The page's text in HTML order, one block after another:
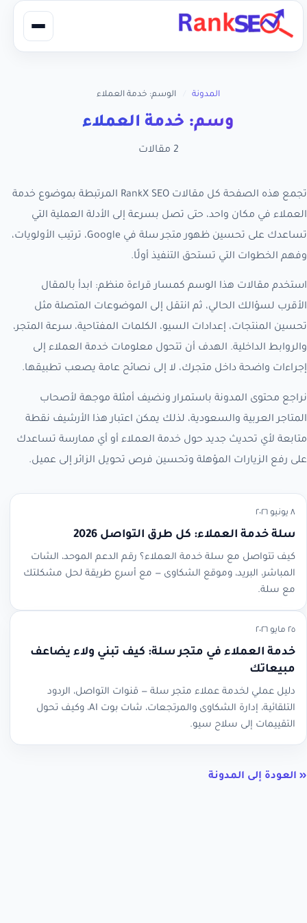
المدونة الوسم: خدمة العملاء
وسم: خدمة العملاء
2 مقالات
تجمع هذه الصفحة كل مقالات RankX SEO المرتبطة بموضوع خدمة
العملاء في مكان واحد، حتى تصل بسرعة إلى الأدلة العملية التي
تساعدك على تحسين ظهور متجر سلة في Google، ترتيب الأولويات،
وفهم الخطوات التي تستحق التنفيذ أولًا.
استخدم مقالات هذا الوسم كمسار قراءة منظم: ابدأ بالمقال
الأقرب لسؤالك الحالي، ثم انتقل إلى الموضوعات المتصلة مثل
تحسين المنتجات، إعدادات السيو، الكلمات المفتاحية، سرعة المتجر،
والروابط الداخلية. الهدف أن تتحول معلومات خدمة العملاء إلى
إجراءات واضحة داخل متجرك، لا إلى نصائح عامة يصعب تطبيقها.
نراجع محتوى المدونة باستمرار ونضيف أمثلة موجهة لأصحاب
المتاجر العربية والسعودية، لذلك يمكن اعتبار هذا الأرشيف نقطة
متابعة لأي تحديث جديد حول خدمة العملاء أو أي ممارسة تساعدك
على رفع الزيارات المؤهلة وتحسين فرص تحويل الزائر إلى عميل.
٨ يونيو ٢٠٢٦
سلة خدمة العملاء: كل طرق التواصل 2026
كيف تتواصل مع سلة خدمة العملاء؟ رقم الدعم الموحد، الشات
المباشر، البريد، وموقع الشكاوى — مع أسرع طريقة لحل مشكلتك
مع سلة.
٢٥ مايو ٢٠٢٦
خدمة العملاء في متجر سلة: كيف تبني ولاء يضاعف
مبيعاتك
دليل عملي لخدمة عملاء متجر سلة — قنوات التواصل، الردود
التلقائية، إدارة الشكاوى والمرتجعات، شات بوت AI، وكيف تحول
التقييمات إلى سلاح سيو.
« العودة إلى المدونة